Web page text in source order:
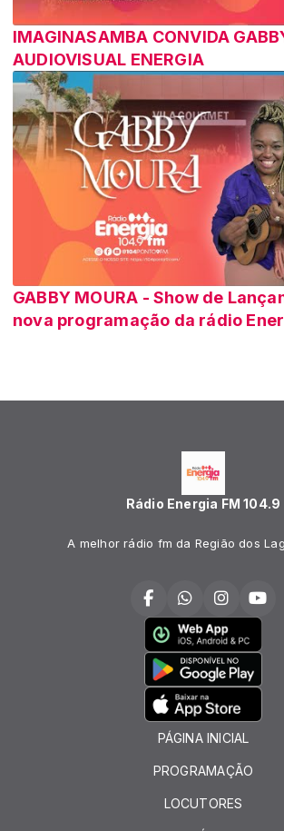
IMAGINASAMBA CONVIDA
AUDIOVISUAL ENERGIA
GABBY MOURA - Show de
nova programação da rádio
Rádio Energia FM 104.9
A melhor rádio fm da Região dos
PÁGINA INICIAL
PROGRAMAÇÃO
LOCUTORES